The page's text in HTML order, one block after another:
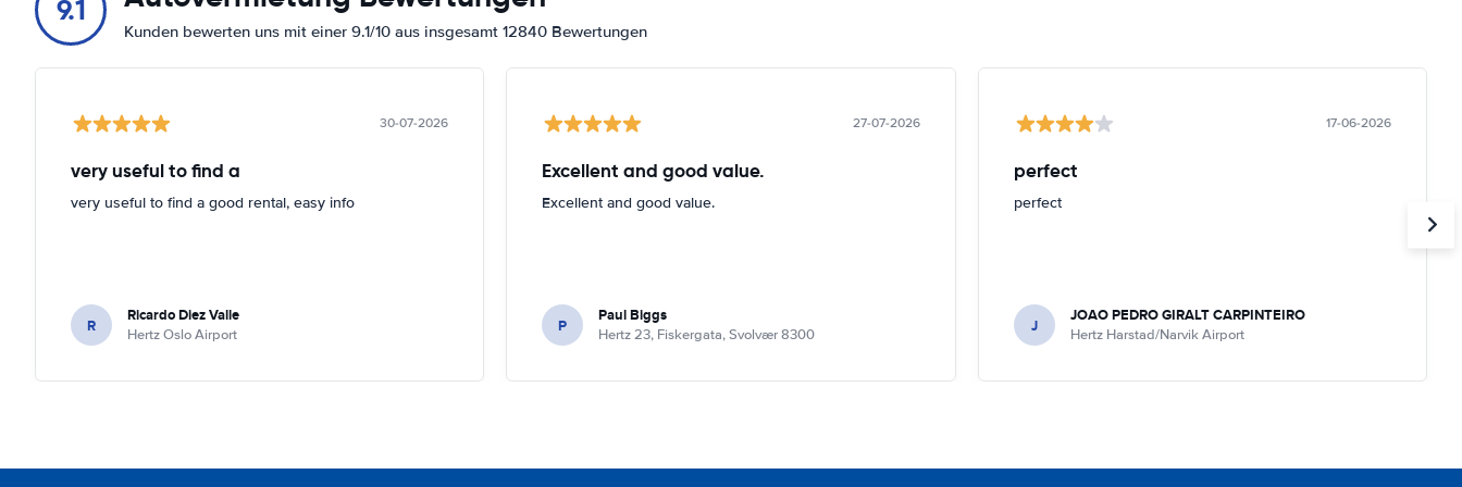
9.1
Kunden bewerten uns mit einer 9.1/10 aus insgesamt 12840 Bewertungen
30-07-2026
very useful to find a
very useful to find a good rental, easy info
R Ricardo Diez Valle
Hertz Oslo Airport
27-07-2026
Excellent and good value.
Excellent and good value.
P Paul Biggs
Hertz 23, Fiskergata, Svolvær 8300
17-06-2026
perfect
perfect
J JOAO PEDRO GIRALT CARPINTEIRO
Hertz Harstad/Narvik Airport